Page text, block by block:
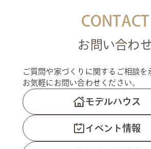
CONTACT
お問い合わ
ご質問や家づくりに関するご相談を
お気軽にお問い合わせください。
モデルハウス
イベント情報